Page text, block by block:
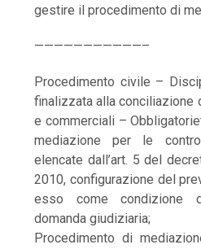
gestire il procedimento di
———————————–
Procedimento civile –
finalizzata alla
e commerciali –
mediazione per le
elencate dall’art. 5 del
2010, configurazione del
esso come condizione
domanda giudiziaria;
Procedimento di